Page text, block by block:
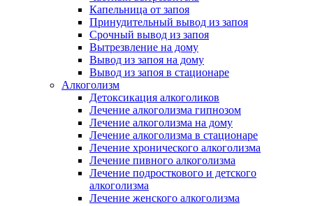
Капельница от запоя
Принудительный вывод из запоя
Срочный вывод из запоя
Вытрезвление на дому
Вывод из запоя на дому
Вывод из запоя в стационаре
Алкоголизм
Детоксикация алкоголиков
Лечение алкоголизма гипнозом
Лечение алкоголизма на дому
Лечение алкоголизма в стационаре
Лечение хронического алкоголизма
Лечение пивного алкоголизма
Лечение подросткового и детского
алкоголизма
Лечение женского алкоголизма